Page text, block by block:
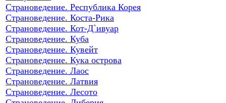
Страноведение. Республика Корея
Страноведение. Коста-Рика
Страноведение. Кот-Д`ивуар
Страноведение. Куба
Страноведение. Кувейт
Страноведение. Кука острова
Страноведение. Лаос
Страноведение. Латвия
Страноведение. Лесото